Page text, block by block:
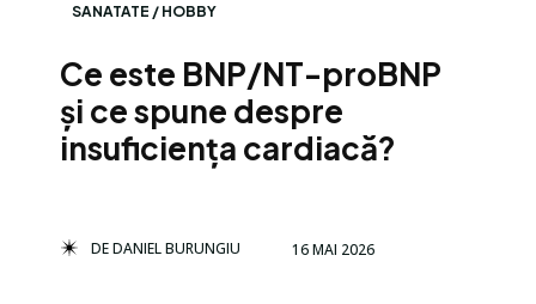
SANATATE / HOBBY
Ce este BNP/NT-proBNP
și ce spune despre
insuficiența cardiacă?
DEDANIEL BURUNGIU 16 MAI 2026